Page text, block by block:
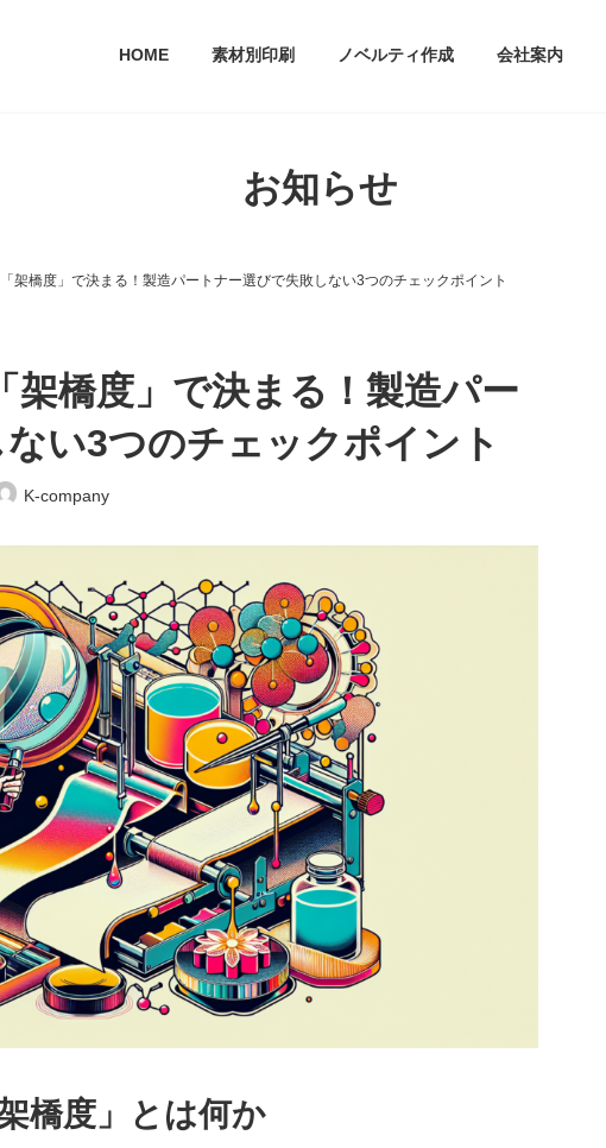
HOME 素材別印刷 ノベルティ作成 会社案内
お知らせ
架橋度」で決まる！製造パートナー選びで失敗しない3つのチェックポイント
架橋度」で決まる！製造パー
い3つのチェックポイント
K-company
橋度」とは何か